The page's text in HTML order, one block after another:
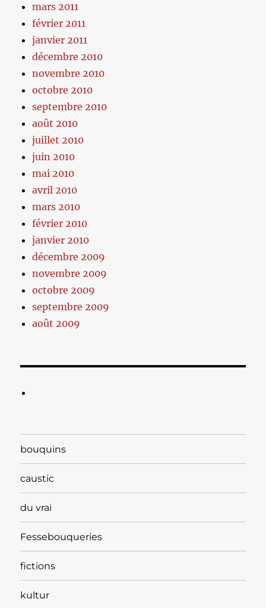
mars 2011
février 2011
janvier 2011
décembre 2010
novembre 2010
octobre 2010
septembre 2010
août 2010
juillet 2010
juin 2010
mai 2010
avril 2010
mars 2010
février 2010
janvier 2010
décembre 2009
novembre 2009
octobre 2009
septembre 2009
août 2009
bouquins
caustic
du vrai
Fessebouqueries
fictions
kultur